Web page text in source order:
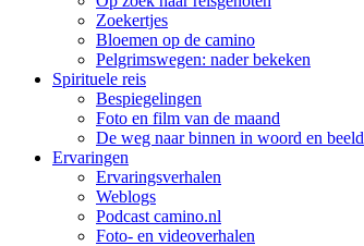
Zoekertjes
Bloemen op de camino
Pelgrimswegen: nader bekeken
Spirituele reis
Bespiegelingen
Foto en film van de maand
De weg naar binnen in woord en beeld
Ervaringen
Ervaringsverhalen
Weblogs
Podcast camino.nl
Foto- en videoverhalen